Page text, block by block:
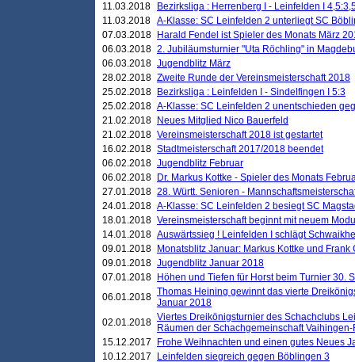
11.03.2018
Bezirksliga : Herrenberg I - Leinfelden I
11.03.2018 A-Klasse: SC Leinfelden 2 unterliegt SC
07.03.2018
Harald Fendel ist Spieler des Monats März
06.03.2018 2. Jubiläumsturnier "Uta Röchling" in
06.03.2018 Jugendblitz März
28.02.2018 Zweite Runde der Vereinsmeisterschaft 2018
25.02.2018
Bezirksliga : Leinfelden I - Sindelfingen I 5:3
25.02.2018 A-Klasse: SC Leinfelden 2 unentschieden
21.02.2018
Neues Mitglied Nico Bauerfeld
21.02.2018 Vereinsmeisterschaft 2018 ist gestartet
16.02.2018 Stadtmeisterschaft 2017/2018 beendet
06.02.2018 Jugendblitz Februar
06.02.2018
Dr. Markus Kottke - Spieler des Monats
27.01.2018 28. Württ. Senioren -
24.01.2018 A-Klasse: SC Leinfelden 2 besiegt SC
18.01.2018 Vereinsmeisterschaft beginnt mit neuem
14.01.2018 Auswärtssieg ! Leinfelden I schlägt
09.01.2018
Monatsblitz Januar: Markus Kottke und
09.01.2018 Jugendblitz Januar 2018
07.01.2018
Höhen und Tiefen für Horst beim Turnier 30.
06.01.2018 Thomas Heining gewinnt das vierte
Januar 2018
02.01.2018 Viertes Dreikönigsturnier des Schachclubs
Räumen der Schachgemeinschaft
15.12.2017
Frohe Weihnachten und einen gutes Neues
10.12.2017
Leinfelden siegreich gegen Böblingen 3